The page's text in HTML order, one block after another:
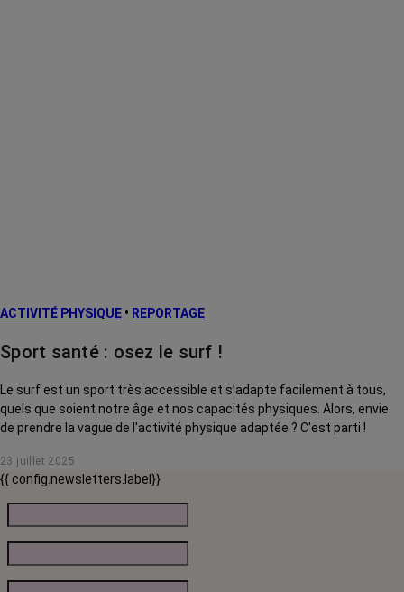
ACTIVITÉ PHYSIQUE • REPORTAGE
Sport santé : osez le surf !
Le surf est un sport très accessible et s’adapte facilement à tous,
quels que soient notre âge et nos capacités physiques. Alors, envie
de prendre la vague de l'activité physique adaptée ? C'est parti !
23 juillet 2025
{{ config.newsletters.label}}